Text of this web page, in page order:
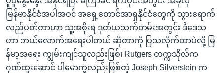
မြန်မာနိုင်ငံအပါအဝင် အရှေ့တောင်အာရှနိုင်ငံတွေကို သွားရောက်
လည်ပတ်တာဟာ သူ့အစိုးရ ဒုတိယသက်တမ်းအတွင်း ဒီဒေသ
ဟာ ဘယ်လောက်အရေးပါတယ် ဆိုတာကို ပြသလိုက်တာပဲလို့ မြ
န်မာ့အရေး ကျွမ်းကျင်သူလည်းဖြစ်၊ Rutgers တက္ကသိုလ်က
ဂုဏ်ထူးဆောင် ပါမောက္ခလည်းဖြစ်တဲ့ Joseph Silverstein က